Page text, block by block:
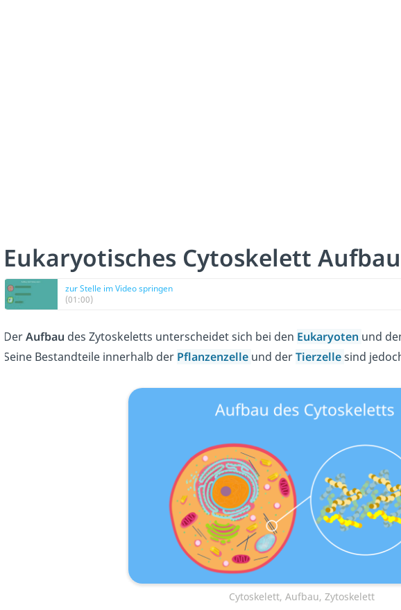
Eukaryotisches Cytoskelett Aufbau
zur Stelle im Video springen
(01:00)
DerAufbau des Zytoskeletts unterscheidet sich bei den Eukaryoten und
Seine Bestandteile innerhalb der Pflanzenzelle und derTierzellesind
Cytoskelett, Aufbau, Zytoskelett